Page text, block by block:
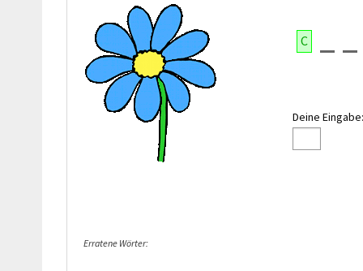
C
Deine Eingabe:
Erratene Wörter: